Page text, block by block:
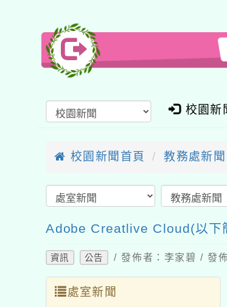
校園新
校園新聞首頁 教務處新聞
Adobe Creatlive Cloud(以下
資訊 公告 / 發佈者：李家碧 / 發
處室新聞